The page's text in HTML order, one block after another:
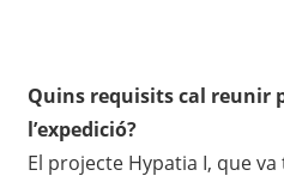
Quins requisits cal reunir
l’expedició?
El projecte Hypatia I, que